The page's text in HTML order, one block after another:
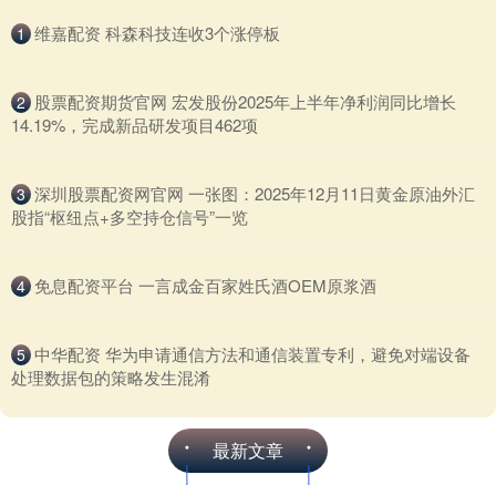
1 ​维嘉配资 科森科技连收3个涨停板
2 ​股票配资期货官网 宏发股份2025年上半年净利润同比增长
14.19%，完成新品研发项目462项
3 ​深圳股票配资网官网 一张图：2025年12月11日黄金原油外汇
股指“枢纽点+多空持仓信号”一览
4 ​免息配资平台 一言成金百家姓氏酒OEM原浆酒
5 ​中华配资 华为申请通信方法和通信装置专利，避免对端设备
处理数据包的策略发生混淆
最新文章